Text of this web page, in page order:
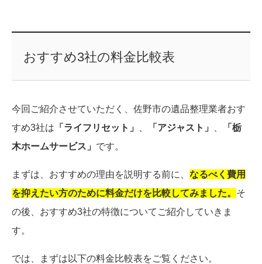
おすすめ3社の料金比較表
今回ご紹介させていただく、佐野市の遺品整理業者おす
すめ3社は 「ライフリセット」 「アジャスト」
「栃
木ホームサービス」 です。
まずは、おすすめの理由を説明する前に、 なるべく費用
を抑えたい方のために料金だけを比較してみました。 そ
の後、おすすめ3社の特徴についてご紹介していきま
す。
では、まずは以下の料金比較表をご覧ください。